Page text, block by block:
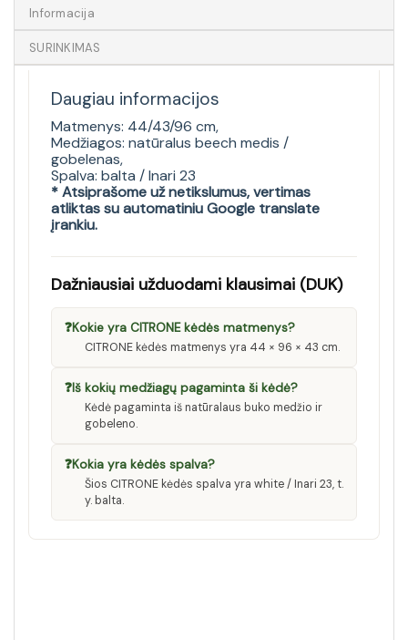
Informacija
SURINKIMAS
Daugiau informacijos
Matmenys: 44/43/96 cm,
Medžiagos: natūralus beech medis /
gobelenas,
Spalva: balta / Inari 23
* Atsiprašome už netikslumus, vertimas
atliktas su automatiniu Google translate
įrankiu.
Dažniausiai užduodami klausimai (DUK)
❓Kokie yra CITRONE kėdės matmenys?
CITRONE kėdės matmenys yra 44 × 96 × 43 cm.
❓Iš kokių medžiagų pagaminta ši kėdė?
Kėdė pagaminta iš natūralaus buko medžio ir
gobeleno.
❓Kokia yra kėdės spalva?
Šios CITRONE kėdės spalva yra white / Inari 23, t.
y. balta.